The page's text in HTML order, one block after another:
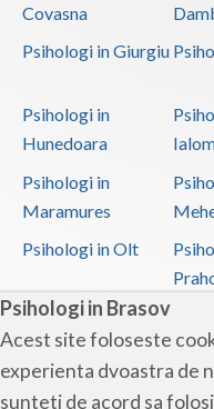
Psihologi in Brasov
Acest site foloseste
experienta dvoastra de
sunteti de acord sa
Covasna
Psihologi in Giurgiu
Psihologi in
Hunedoara
Psihologi in
Maramures
Psihologi in Olt
Psihologi in Sibiu